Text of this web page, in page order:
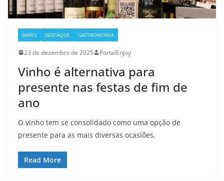
BARES DESTAQUE GASTRONOMIA
23 de dezembro de 2025 PortalEnjoy
Vinho é alternativa para
presente nas festas de fim de
ano
O vinho tem se consolidado como uma opção de
presente para as mais diversas ocasiões.
Read More